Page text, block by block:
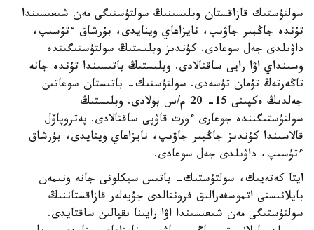
سولتۇستىك قازاقستان وبلىسىنىڭ سولتۇستىگى مەن شىعىسىندا
تۇندە جاڭبىر جاۋىپ، نايزاعاي وينايدى، بۇرشاق ءتۇسىپ،
داۋىلدى جەل سوعادى. كۇندىز وبلىستىڭ سولتۇستىگىندە
وسىنداي اۋا رايى ساقتالادى. وبلىستىڭ باتىسىندا تۇندە جانە
تاڭەرتەڭ تۇمان تۇسەدى. سولتۇستىك- باتىستان سوعاتىن
جەلدىڭ ەكپىنى 15- 20 م/س بولادى. وبلىستىڭ
سولتۇستىگىندە جوعارى ءورت قاۋپى ساقتالادى. پەتروپاۆل
قالاسىندا كۇندىز جاڭبىر جاۋىپ، نايزاعاي وينايدى، بۇرشاق
ءتۇسىپ، داۋىلدى جەل سوعادى.
ايتا كەتەيىك، سولتۇستىك- باتىس سيكلونى جانە ونىمەن
بايلانىستى اتموسفەرالىق فرونتالدى جۇيەلەر قازاقستاننىڭ
سولتۇستىگى مەن شىعىسىندا اۋا رايىنا ىقپالىن ساقتايدى.